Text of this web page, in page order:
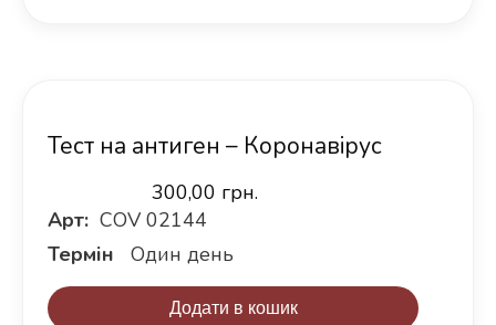
Тест на антиген – Коронавірус
300,00 грн.
Арт: COV 02144
Термін
Один день
Додати в кошик